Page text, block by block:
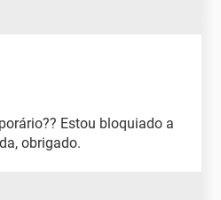
Estou bloquiado a
obrigado.